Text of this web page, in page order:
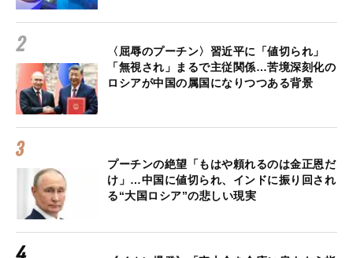
〈屈辱のプーチン〉習近平に「値切られ」
「無視され」まるで主従関係…苦境深刻化の
ロシアが中国の属国になりつつある背景
プーチンの絶望「もはや頼れるのは金正恩だ
け」…中国に値切られ、インドに振り回され
る“大国ロシア”の悲しい現実